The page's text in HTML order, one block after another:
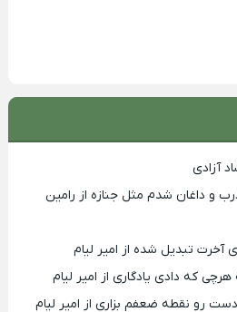
آزادی
و داغان شدم مثل جنازه از رامین
آخرت تبدیل شده از امیر لیام
که دادی یادگاری از امیر لیام
رو نقطه ضعفم بزاری از امیر لیام